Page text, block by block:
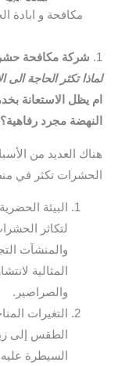
مكافحة و ابادة
1.
شركة مكافحة
لماذا تكثر الحاجة
ام يظل الاستعانة
النهضة مجرد رفاهية؟
هناك العديد من
الحشرات تكثر في
البيئة
لتكاثر
والمنشآت
المثالية
والصراصير.
التغيرات
الطقس إلى
السيطرة